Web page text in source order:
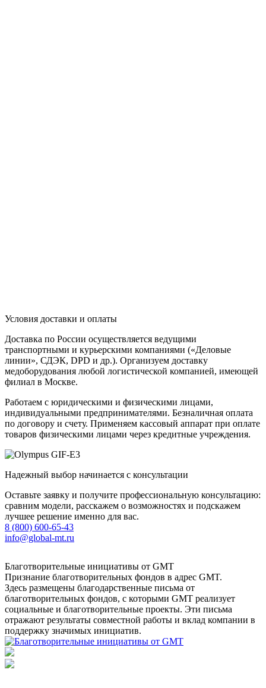
Условия доставки и оплаты
Доставка по России осуществляется ведущими
транспортными и курьерскими компаниями («Деловые
линии», СДЭК, DPD и др.). Организуем доставку
медоборудования любой логистической компанией, имеющей
филиал в Москве.
Работаем с юридическими и физическими лицами,
индивидуальными предпринимателями. Безналичная оплата
по договору и счету. Применяем кассовый аппарат при оплате
товаров физическими лицами через кредитные учреждения.
Надежный выбор начинается с консультации
Оставьте заявку и получите профессиональную консультацию:
сравним модели, расскажем о возможностях и подскажем
лучшее решение именно для вас.
8 (800) 600-65-43
info@global-mt.ru
Благотворительные инициативы от GMT
Признание благотворительных фондов в адрес GMT.
Здесь размещены благодарственные письма от
благотворительных фондов, с которыми GMT реализует
социальные и благотворительные проекты. Эти письма
отражают результаты совместной работы и вклад компании в
поддержку значимых инициатив.